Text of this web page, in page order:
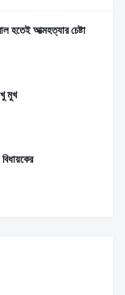
হতেই আত্মহত্যার চেষ্টা
মুখ